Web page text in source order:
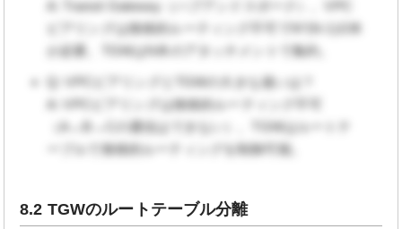
A: Transit Gateway（ハブアンドスポーク）。VPC
ピアリングは推移的ルーティング不可でN*(N-1)/2本
が必要。TGWはN本のアタッチメントで集約。
Q: VPCピアリングとTGWの大きな違いは？
A: VPCピアリングは推移的ルーティング不可
（A→B→Cの通信はできない）。TGWはルートテ
ーブルで推移的ルーティングを制御可能。
8.2 TGWのルートテーブル分離